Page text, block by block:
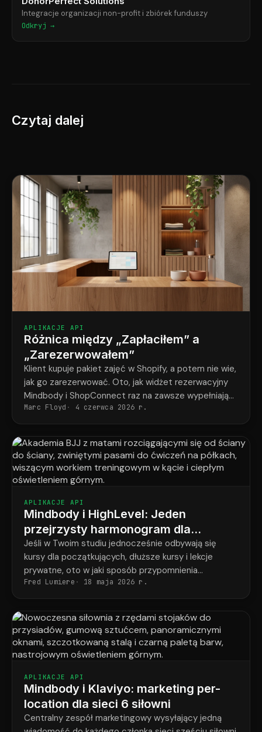
Integracje organizacji non-profit i zbiórek funduszy
Odkryj →
Czytaj dalej
APLIKACJE API
Różnica między „Zapłaciłem” a
„Zarezerwowałem”
Klient kupuje pakiet zajęć w Shopify, a potem nie wie,
jak go zarezerwować. Oto, jak widżet rezerwacyjny
Mindbody i ShopConnect raz na zawsze wypełniają
tę lukę.
Marc Floyd 4 czerwca 2026 r.
APLIKACJE API
Mindbody i HighLevel: Jeden
przejrzysty harmonogram dla
każdego studenta w każdym
programie
Jeśli w Twoim studiu jednocześnie odbywają się
kursy dla początkujących, dłuższe kursy i lekcje
prywatne, oto w jaki sposób przypomnienia
ostatecznie odpowiadają temu, co faktycznie
zarezerwował każdy uczeń.
Fred Lumiere 18 maja 2026 r.
APLIKACJE API
Mindbody i Klaviyo: marketing per-
location dla sieci 6 siłowni
Centralny zespół marketingowy wysyłający jedną